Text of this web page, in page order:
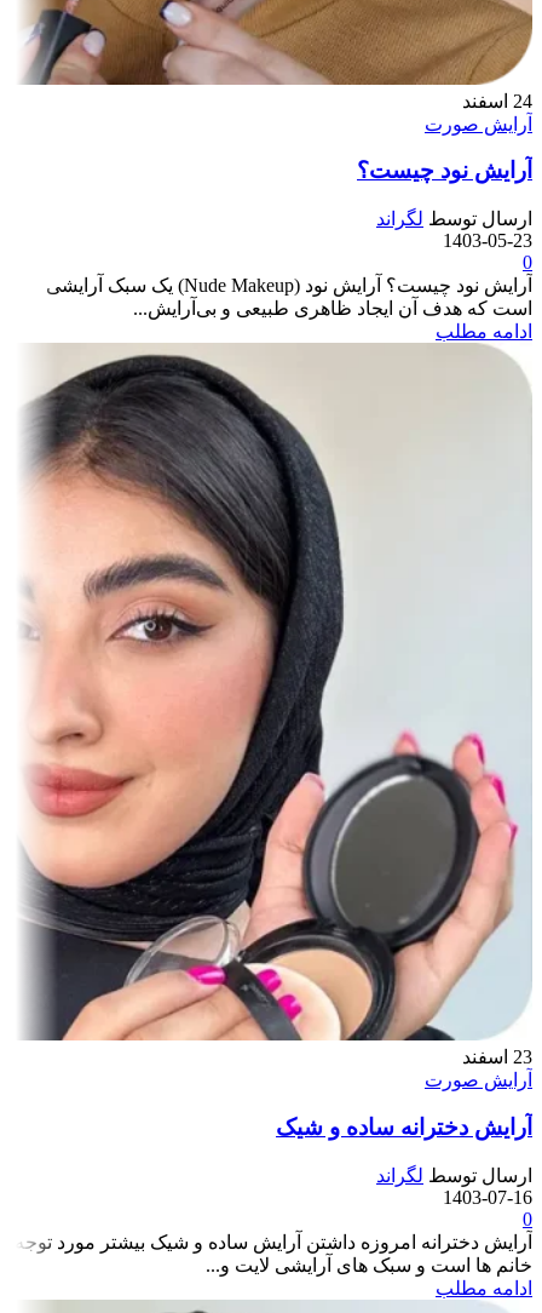
24 اسفند
آرایش صورت
آرایش نود چیست؟
ارسال توسط لگراند
1403-05-23
0
آرایش نود چیست؟ آرایش نود (Nude Makeup) یک سبک آرایشی
است که هدف آن ایجاد ظاهری طبیعی و بی‌آرایش...
ادامه مطلب
23 اسفند
آرایش صورت
آرایش دخترانه ساده و شیک
ارسال توسط لگراند
1403-07-16
0
آرایش دخترانه امروزه داشتن آرایش ساده و شیک بیشتر مورد توجه
خانم ها است و سبک های آرایشی لایت و...
ادامه مطلب